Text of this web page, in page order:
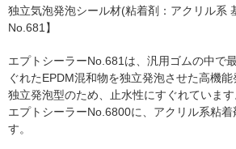
独立気泡発泡シール材(粘着剤：アクリル系
No.681】
エプトシーラーNo.681は、汎用ゴムの中で
ぐれたEPDM混和物を独立発泡させた高機能
独立発泡型のため、止水性にすぐれていま
エプトシーラーNo.6800に、アクリル系粘着
す。